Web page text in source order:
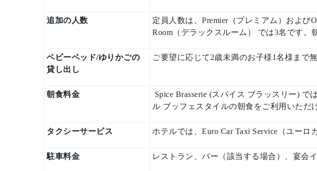
追加の人数
定員人数は、Premier（プレミアム）および
Room（デラックスルーム） では3名です。
ベビーベッド/ゆりかごの
貸し出し
ご要望に応じて2歳未満のお子様1名様まで
朝食料金
Spice Brasserie (スパイス ブラッスリー)
ル ブッフェスタイルの朝食をご利用いた
タクシーサービス ホテルでは、Euro Car Taxi Service（ユー
駐車料金 レストラン、バー（該当する場合）、宴会